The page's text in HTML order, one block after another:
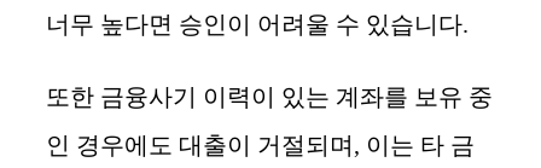
너무 높다면 승인이 어려울 수 있습니다.
또한 금융사기 이력이 있는 계좌를 보유 중
인 경우에도 대출이 거절되며, 이는 타 금